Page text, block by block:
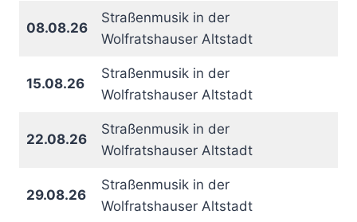
08.08.26
Straßenmusik in der
Wolfratshauser Altstadt
15.08.26
Straßenmusik in der
Wolfratshauser Altstadt
22.08.26
Straßenmusik in der
Wolfratshauser Altstadt
29.08.26
Straßenmusik in der
Wolfratshauser Altstadt